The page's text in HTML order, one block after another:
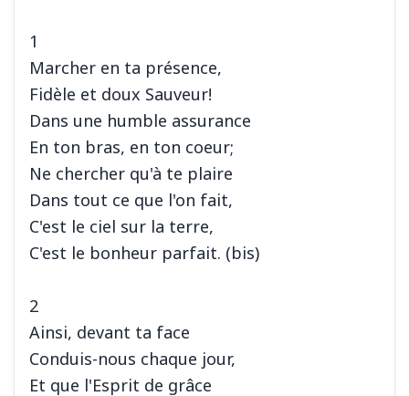
1
Marcher en ta présence,
Fidèle et doux Sauveur!
Dans une humble assurance
En ton bras, en ton coeur;
Ne chercher qu'à te plaire
Dans tout ce que l'on fait,
C'est le ciel sur la terre,
C'est le bonheur parfait. (bis)
2
Ainsi, devant ta face
Conduis-nous chaque jour,
Et que l'Esprit de grâce